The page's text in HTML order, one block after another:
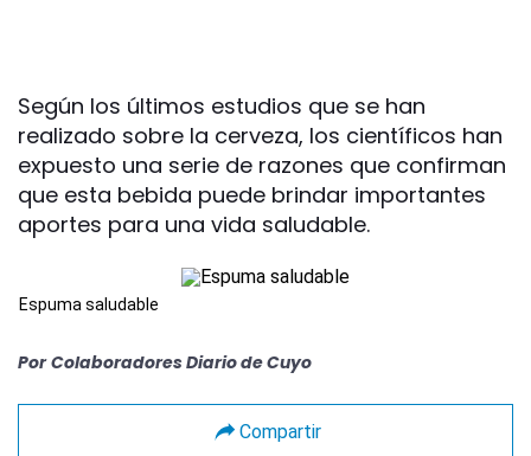
Según los últimos estudios que se han
realizado sobre la cerveza, los científicos han
expuesto una serie de razones que confirman
que esta bebida puede brindar importantes
aportes para una vida saludable.
Espuma saludable
Por Colaboradores Diario de Cuyo
Compartir